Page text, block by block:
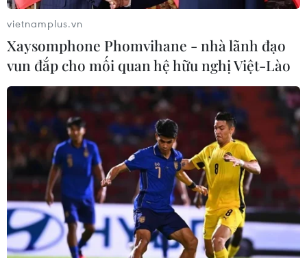
vietnamplus.vn
Xaysomphone Phomvihane - nhà lãnh đạo
vun đắp cho mối quan hệ hữu nghị Việt-Lào